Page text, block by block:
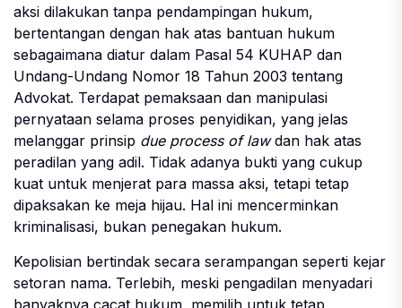
aksi dilakukan tanpa pendampingan hukum,
bertentangan dengan hak atas bantuan hukum
sebagaimana diatur dalam Pasal 54 KUHAP dan
Undang-Undang Nomor 18 Tahun 2003 tentang
Advokat. Terdapat pemaksaan dan manipulasi
pernyataan selama proses penyidikan, yang jelas
melanggar prinsip due process of lawdan hak atas
peradilan yang adil. Tidak adanya bukti yang cukup
kuat untuk menjerat para massa aksi, tetapi tetap
dipaksakan ke meja hijau. Hal ini mencerminkan
kriminalisasi, bukan penegakan hukum.
Kepolisian bertindak secara serampangan seperti kejar
setoran nama. Terlebih, meski pengadilan menyadari
banyaknya cacat hukum, memilih untuk tetap